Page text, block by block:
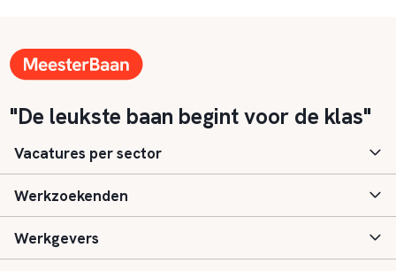
"De leukste baan begint voor de klas"
Vacatures per sector
Basisonderwijs
Speciaal (basis) onderwijs
Werkzoekenden
Aanmelden
Werkgevers